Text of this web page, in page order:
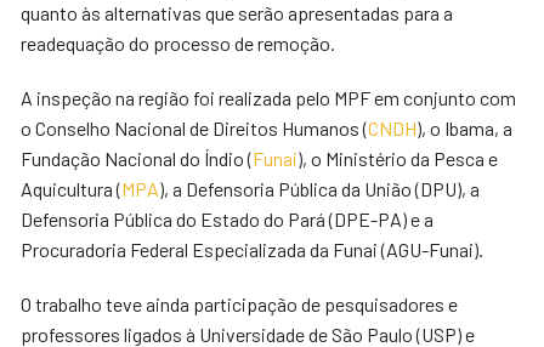
quanto às alternativas que serão apresentadas para a
readequação do processo de remoção.
A inspeção na região foi realizada pelo MPF em conjunto com
o Conselho Nacional de Direitos Humanos (CNDH), o Ibama, a
Fundação Nacional do Índio (Funai), o Ministério da Pesca e
Aquicultura (MPA), a Defensoria Pública da União (DPU), a
Defensoria Pública do Estado do Pará (DPE-PA) e a
Procuradoria Federal Especializada da Funai (AGU-Funai).
O trabalho teve ainda participação de pesquisadores e
professores ligados à Universidade de São Paulo (USP) e